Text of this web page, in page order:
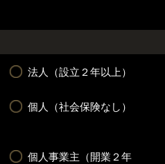
法人（設立２年以上）
個人（社会保険なし）
個人事業主（開業２年